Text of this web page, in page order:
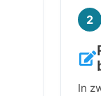
2
In